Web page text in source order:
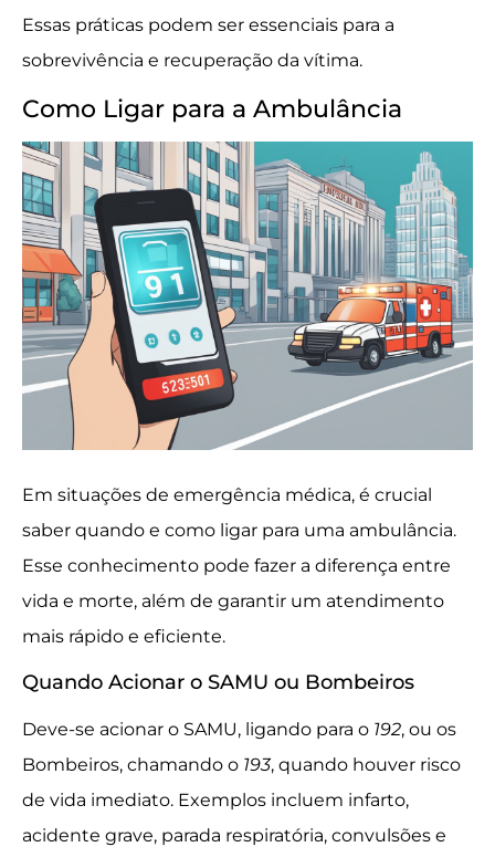
Essas práticas podem ser essenciais para a
sobrevivência e recuperação da vítima.
Como Ligar para a Ambulância
Em situações de emergência médica, é crucial
saber quando e como ligar para uma ambulância.
Esse conhecimento pode fazer a diferença entre
vida e morte, além de garantir um atendimento
mais rápido e eficiente.
Quando Acionar o SAMU ou Bombeiros
Deve-se acionar o SAMU, ligando para o 192, ou os
Bombeiros, chamando o 193, quando houver risco
de vida imediato. Exemplos incluem infarto,
acidente grave, parada respiratória, convulsões e